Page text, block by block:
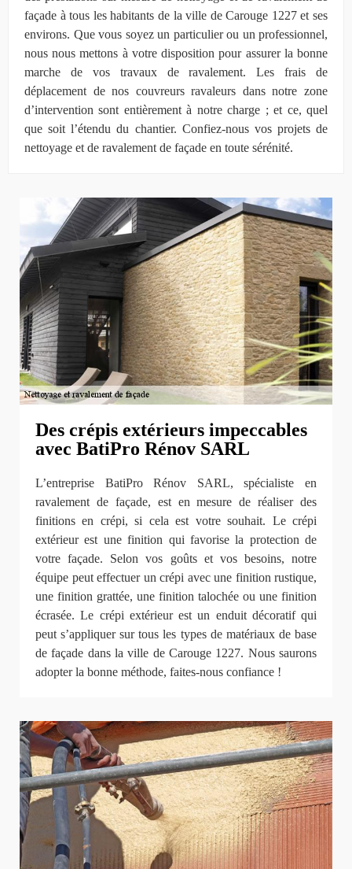
façade à tous les habitants de la ville de Carouge 1227 et ses
environs. Que vous soyez un particulier ou un professionnel,
nous nous mettons à votre disposition pour assurer la bonne
marche de vos travaux de ravalement. Les frais de
déplacement de nos couvreurs ravaleurs dans notre zone
d’intervention sont entièrement à notre charge ; et ce, quel
que soit l’étendu du chantier. Confiez-nous vos projets de
nettoyage et de ravalement de façade en toute sérénité.
Des crépis extérieurs impeccables
avec BatiPro Rénov SARL
L’entreprise BatiPro Rénov SARL, spécialiste en
ravalement de façade, est en mesure de réaliser des
finitions en crépi, si cela est votre souhait. Le crépi
extérieur est une finition qui favorise la protection de
votre façade. Selon vos goûts et vos besoins, notre
équipe peut effectuer un crépi avec une finition rustique,
une finition grattée, une finition talochée ou une finition
écrasée. Le crépi extérieur est un enduit décoratif qui
peut s’appliquer sur tous les types de matériaux de base
de façade dans la ville de Carouge 1227. Nous saurons
adopter la bonne méthode, faites-nous confiance !